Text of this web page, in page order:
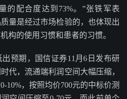
的配合度达到73%。”张铁军表
量是经过市场检验的，也体现出
构的使用习惯和患者的习惯。
预期，国信证券11月6日发布研
代，流通端利润空间大幅压缩，
10%，按照均价700元的中标价测